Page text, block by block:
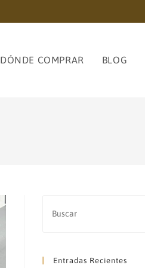
DÓNDE COMPRAR BLOG
Entradas Recientes